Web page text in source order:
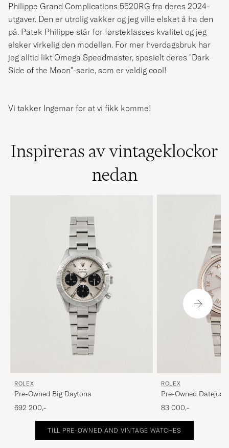
Philippe Grand Complications 5520RG fra deres 2024-
utgaver. Den er utrolig vakker og jeg ville elsket å ha den
på. Patek Philippe står for førsteklasses kvalitet og jeg
elsker virkelig den modellen. For mer hverdagsbruk har
jeg alltid likt Omega Speedmaster, spesielt deres "Dark
Side of the Moon"-serie, som er veldig cool!
Vi takker Ingemar for at vi fikk komme!
Inspireras av vintageklockor
nedan
ROLEX
Pre-Owned Big Daytona
692 200,-
ROLEX
Pre-Owned Datejust
83 000,-
TILL PRE-OWNED AND VINTAGE WATCHES